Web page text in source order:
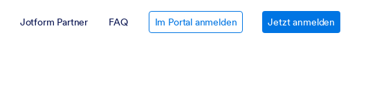
Jotform Partner FAQ Im Portal anmelden Jetzt anmelden